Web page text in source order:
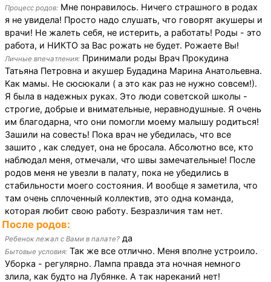
Процесс родов: Мне понравилось. Ничего страшного в родах
я не увидела! Просто надо слушать, что говорят акушеры и
врачи! Не жалеть себя, не истерить, а работать! Роды - это
работа, и НИКТО за Вас рожать не будет. Рожаете Вы!
Личные впечатления: Принимали роды Врач Прокудина
Татьяна Петровна и акушер Будадина Марина Анатольевна.
Как мамы. Не сюсюкали ( а это как раз не нужно совсем!).
Я была в надежных руках. Это люди советской школы -
строгие, добрые и внимательные, неравнодушные. Я очень
им благодарна, что они помогли моему малышу родиться!
Зашили на совесть! Пока врач не убедилась, что все
зашито , как следует, она не бросала. Абсолютно все, кто
наблюдал меня, отмечали, что швы замечательные! После
родов меня не увезли в палату, пока не убедились в
стабильности моего состояния. И вообще я заметила, что
там очень сплоченный коллектив, это одна команда,
которая любит свою работу. Безразличия там нет.
После родов:
Ребенок лежал с Вами в палате? да
Бытовые условия: Так же все отлично. Меня вполне устроило.
Уборка - регулярно. Лампа правда эта ночная немного
злила, как будто на Лубянке. А так нареканий нет!